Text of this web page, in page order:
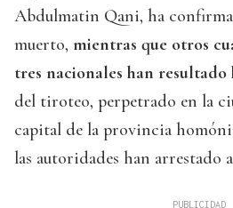
Abdulmatin Qani, ha
muerto, mientras que otros
tres nacionales han resultado
del tiroteo, perpetrado en la
capital de la provincia
las autoridades han arrestado